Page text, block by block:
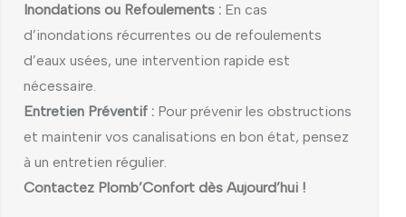
Inondations ou Refoulements : En cas
d’inondations récurrentes ou de refoulements
d’eaux usées, une intervention rapide est
nécessaire.
Entretien Préventif : Pour prévenir les obstructions
et maintenir vos canalisations en bon état, pensez
à un entretien régulier.
Contactez Plomb’Confort dès Aujourd’hui !